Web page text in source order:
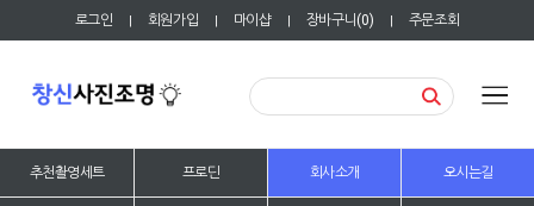
로그인 | 회원가입 | 마이샵 | 장바구니(0) | 주문조회
추천촬영세트 프로딘 회사소개 오시는길